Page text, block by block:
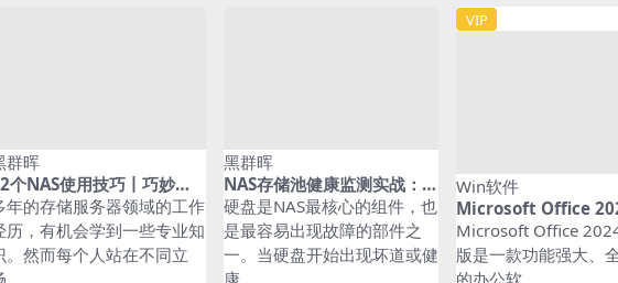
群晖
个NAS使用技巧丨巧妙设
系统、协议、域名、PT，
速升级运维大神
年的存储服务器领域的工作
历，有机会学到一些专业知
。然而每个人站在不同立
...
黑群晖
NAS存储池健康监测实战：用
Smartmontools和ZFS Hea
lth打造预警系统
硬盘是NAS最核心的组件，也
是最容易出现故障的部件之
一。当硬盘开始出现坏道或健
康...
VIP
Win软件
Microsoft Office
版 官方中文，永久使
详细安装教程）
Microsoft Office
版是一款功能强大、